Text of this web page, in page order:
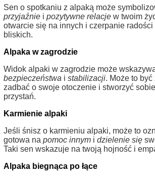
Sen o spotkaniu z alpaką może
przyjaźnie i pozytywne relacje w twoim
otwarcie się na innych i czerpanie radości
bliskich.
Alpaka w zagrodzie
Widok alpaki w zagrodzie może
bezpieczeństwa i stabilizacji. Może to
zadbać o swoje otoczenie i stworzyć
przystań.
Karmienie alpaki
Jeśli śnisz o karmieniu alpaki, może to
gotowa na pomoc innym i dzielenie się
Taki sen wskazuje na twoją hojność i
Alpaka biegnąca po łące